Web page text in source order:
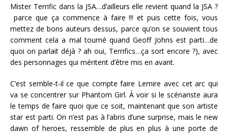
Mister Terrific dans la JSA…d’ailleurs elle revient quand la JSA ?
parce que ça commence à faire !!! et puis cette fois, vous
mettez de bons auteurs dessus, parce qu’on se souvient tous
comment cela a mal tourné quand Geoff Johns est parti…de
quoi on parlait déjà ? ah oui, Terrifics…ça sort encore ?), avec
des personnages qui méritent d’être mis en avant.
C’est semble-t-il ce que compte faire Lemire avec cet arc qui
va se concentrer sur Phantom Girl. À voir si le scénariste aura
le temps de faire quoi que ce soit, maintenant que son artiste
star est parti. On n’est pas à l’abris d’une surprise, mais le new
dawn of heroes, ressemble de plus en plus à une porte de